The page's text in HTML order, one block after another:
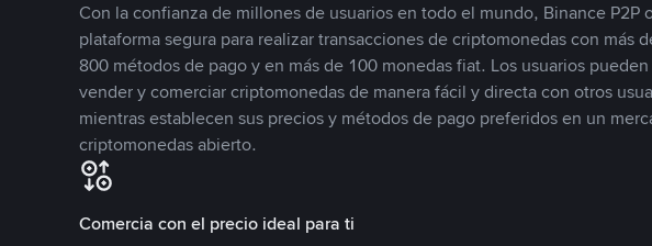
Con la confianza de millones de usuarios en todo el mundo, Binance P2P
plataforma segura para realizar transacciones de criptomonedas con más
800 métodos de pago y en más de 100 monedas fiat. Los usuarios
vender y comerciar criptomonedas de manera fácil y directa con otros
mientras establecen sus precios y métodos de pago preferidos en un
criptomonedas abierto.
Comercia con el precio ideal para ti